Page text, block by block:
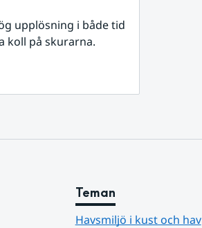
upplösning i både tid
koll på skurarna.
Teman
Havsmiljö i kust och hav